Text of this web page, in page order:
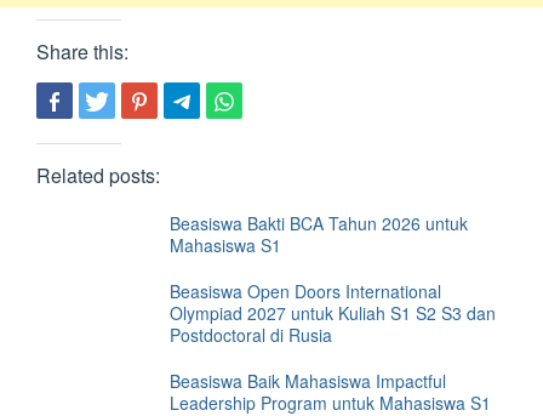
Share this:
Related posts:
Beasiswa Bakti BCA Tahun 2026 untuk
Mahasiswa S1
Beasiswa Open Doors International
Olympiad 2027 untuk Kuliah S1 S2 S3 dan
Postdoctoral di Rusia
Beasiswa Baik Mahasiswa Impactful
Leadership Program untuk Mahasiswa S1